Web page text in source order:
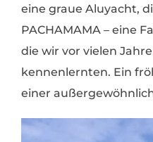
eine graue Aluyacht,
PACHAMAMA – eine
die wir vor vielen
kennenlernten. Ein
einer